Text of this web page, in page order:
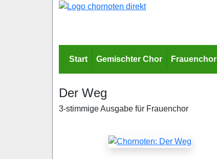
Start Gemischter Chor Frauenchor
Der Weg
3-stimmige Ausgabe für Frauenchor